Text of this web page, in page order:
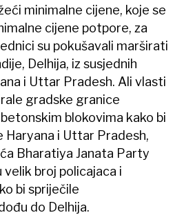
minimalne cijene, koje se
cijene potpore, za
su pokušavali marširati
Delhija, iz susjednih
i Uttar Pradesh. Ali vlasti
gradske granice
blokovima kako bi
Haryana i Uttar Pradesh,
Bharatiya Janata Party
velik broj policajaca i
bi spriječile
do Delhija.